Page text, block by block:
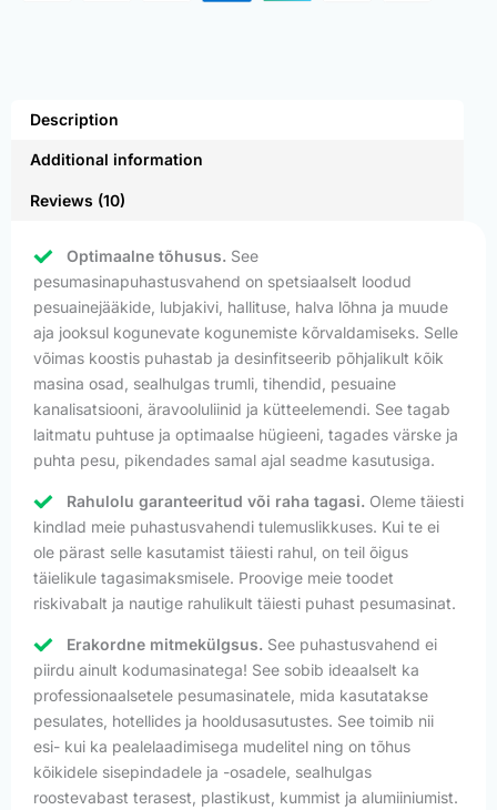
Description
Additional information
Reviews (10)
Optimaalne tõhusus. See
pesumasinapuhastusvahend on spetsiaalselt loodud
pesuainejääkide, lubjakivi, hallituse, halva lõhna ja muude
aja jooksul kogunevate kogunemiste kõrvaldamiseks. Selle
võimas koostis puhastab ja desinfitseerib põhjalikult kõik
masina osad, sealhulgas trumli, tihendid, pesuaine
kanalisatsiooni, äravooluliinid ja kütteelemendi. See tagab
laitmatu puhtuse ja optimaalse hügieeni, tagades värske ja
puhta pesu, pikendades samal ajal seadme kasutusiga.
Rahulolu garanteeritud või raha tagasi. Oleme täiesti
kindlad meie puhastusvahendi tulemuslikkuses. Kui te ei
ole pärast selle kasutamist täiesti rahul, on teil õigus
täielikule tagasimaksmisele. Proovige meie toodet
riskivabalt ja nautige rahulikult täiesti puhast pesumasinat.
Erakordne mitmekülgsus. See puhastusvahend ei
piirdu ainult kodumasinatega! See sobib ideaalselt ka
professionaalsetele pesumasinatele, mida kasutatakse
pesulates, hotellides ja hooldusasutustes. See toimib nii
esi- kui ka pealelaadimisega mudelitel ning on tõhus
kõikidele sisepindadele ja -osadele, sealhulgas
roostevabast terasest, plastikust, kummist ja alumiiniumist.